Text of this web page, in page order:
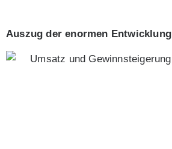
Auszug der enormen Entwicklung